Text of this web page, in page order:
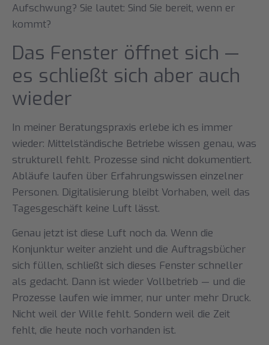
Aufschwung? Sie lautet: Sind Sie bereit, wenn er
kommt?
Das Fenster öffnet sich —
es schließt sich aber auch
wieder
In meiner Beratungspraxis erlebe ich es immer
wieder: Mittelständische Betriebe wissen genau, was
strukturell fehlt. Prozesse sind nicht dokumentiert.
Abläufe laufen über Erfahrungswissen einzelner
Personen. Digitalisierung bleibt Vorhaben, weil das
Tagesgeschäft keine Luft lässt.
Genau jetzt ist diese Luft noch da. Wenn die
Konjunktur weiter anzieht und die Auftragsbücher
sich füllen, schließt sich dieses Fenster schneller
als gedacht. Dann ist wieder Vollbetrieb — und die
Prozesse laufen wie immer, nur unter mehr Druck.
Nicht weil der Wille fehlt. Sondern weil die Zeit
fehlt, die heute noch vorhanden ist.